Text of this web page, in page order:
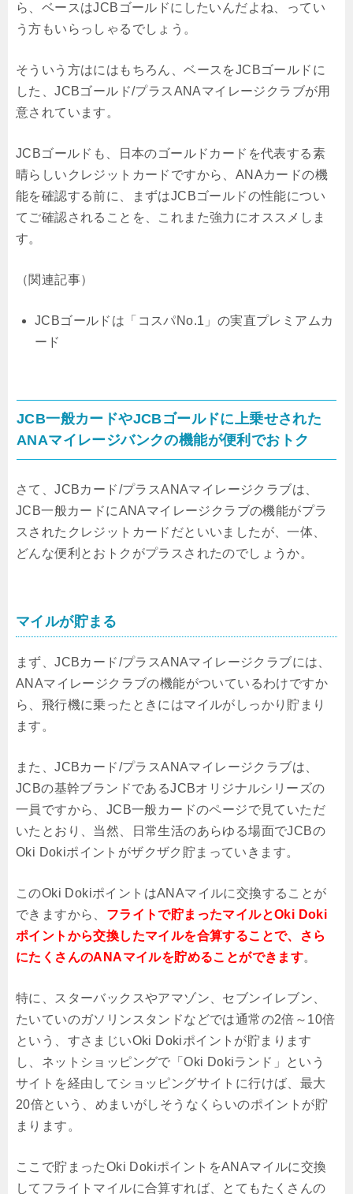
ら、ベースはJCBゴールドにしたいんだよね、ってい
う方もいらっしゃるでしょう。
そういう方はにはもちろん、ベースをJCBゴールドに
した、JCBゴールド/プラスANAマイレージクラブが用
意されています。
JCBゴールドも、日本のゴールドカードを代表する素
晴らしいクレジットカードですから、ANAカードの機
能を確認する前に、まずはJCBゴールドの性能につい
てご確認されることを、これまた強力にオススメしま
す。
（関連記事）
JCBゴールドは「コスパNo.1」の実直プレミアムカ
ード
JCB一般カードやJCBゴールドに上乗せされた
ANAマイレージバンクの機能が便利でおトク
さて、JCBカード/プラスANAマイレージクラブは、
JCB一般カードにANAマイレージクラブの機能がプラ
スされたクレジットカードだといいましたが、一体、
どんな便利とおトクがプラスされたのでしょうか。
マイルが貯まる
まず、JCBカード/プラスANAマイレージクラブには、
ANAマイレージクラブの機能がついているわけですか
ら、飛行機に乗ったときにはマイルがしっかり貯まり
ます。
また、JCBカード/プラスANAマイレージクラブは、
JCBの基幹ブランドであるJCBオリジナルシリーズの
一員ですから、JCB一般カードのページで見ていただ
いたとおり、当然、日常生活のあらゆる場面でJCBの
Oki Dokiポイントがザクザク貯まっていきます。
このOki DokiポイントはANAマイルに交換することが
できますから、 フライトで貯まったマイルとOki Doki
ポイントから交換したマイルを合算することで、さら
にたくさんのANAマイルを貯めることができます。
特に、スターバックスやアマゾン、セブンイレブン、
たいていのガソリンスタンドなどでは通常の2倍～10倍
という、すさまじいOki Dokiポイントが貯まります
し、ネットショッピングで「Oki Dokiランド」という
サイトを経由してショッピングサイトに行けば、最大
20倍という、めまいがしそうなくらいのポイントが貯
まります。
ここで貯まったOki DokiポイントをANAマイルに交換
してフライトマイルに合算すれば、とてもたくさんの